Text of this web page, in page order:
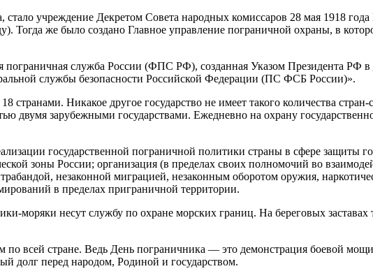
учреждение Декретом Совета народных комиссаров 28 мая 1918
же было создано Главное управление пограничной охраны, в
служба России (ФПС РФ), созданная Указом Президента РФ в
службы безопасности Российской Федерации (ПС ФСБ России)».
Никакое другое государство не имеет такого количества
двумя зарубежными государствами. Ежедневно на охрану
государственной пограничной политики страны в сфере защиты
зоны России; организация (в пределах своих полномочий во
незаконной миграцией, незаконным оборотом оружия,
в пределах приграничной территории.
моряки несут службу по охране морских границ. На береговых
всей стране. Ведь День пограничника — это демонстрация боевой
долг перед народом, Родиной и государством.